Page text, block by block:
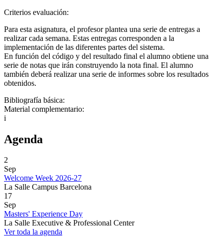
Criterios evaluación:
Para esta asignatura, el profesor plantea una serie de entregas a
realizar cada semana. Estas entregas corresponden a la
implementación de las diferentes partes del sistema.
En función del código y del resultado final el alumno obtiene una
serie de notas que irán construyendo la nota final. El alumno
también deberá realizar una serie de informes sobre los resultados
obtenidos.
Bibliografía básica:
Material complementario:
i
Agenda
2
Sep
Welcome Week 2026-27
La Salle Campus Barcelona
17
Sep
Masters' Experience Day
La Salle Executive & Professional Center
Ver toda la agenda